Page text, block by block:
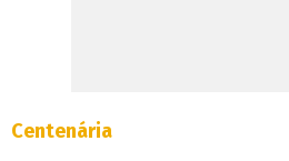
Centenária